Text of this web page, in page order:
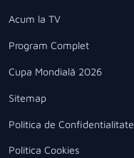
Acum la TV
Program Complet
Cupa Mondială 2026
Sitemap
Politica de Confidentialitate
Politica Cookies